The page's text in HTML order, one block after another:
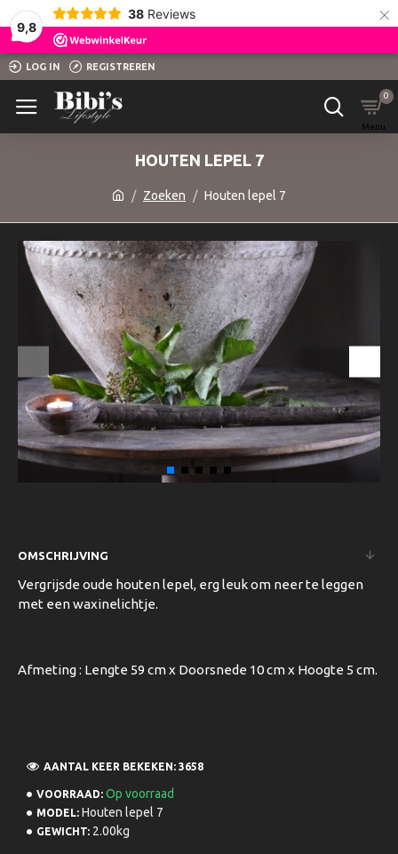
9,8
38 Reviews ×
LOG IN REGISTREREN
0
Zoeken Houten lepel 7
HOUTEN LEPEL 7
OMSCHRIJVING
Vergrijsde oude houten lepel, erg leuk om neer te leggen
met een waxinelichtje.
Afmeting : Lengte 59 cm x Doorsnede 10 cm x Hoogte 5 cm.
VOORRAAD: Op voorraad
MODEL: Houten lepel 7
GEWICHT: 2.00kg
AANTAL KEER BEKEKEN: 3658